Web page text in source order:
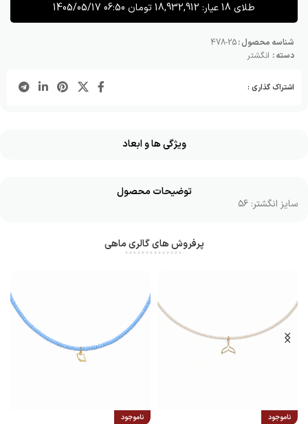
طلای 18 عیار: 18,932,912تومان 1405/05/17 06:50
شناسه محصول :25-478
دسته : انگشتر
اشتراک گذاری :
ویژگی ها و ابعاد
توضیحات محصول
سایز انگشتر: ۵۶
پرفروش های گالری ماهی
ناموجود ناموجود